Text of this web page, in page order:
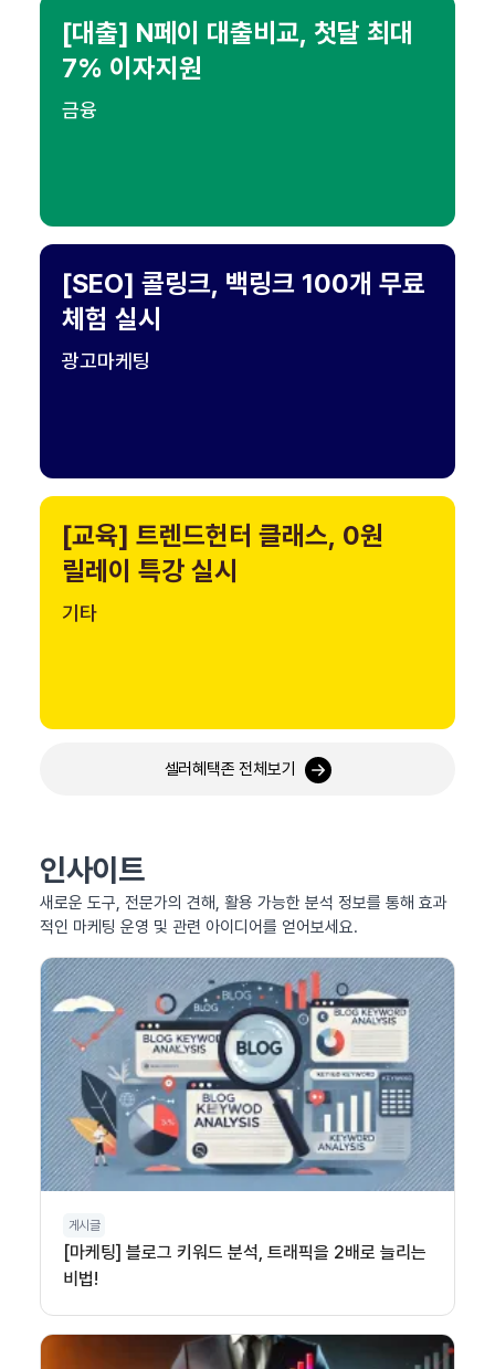
[대출] N페이 대출비교, 첫달 최대
7% 이자지원
금융
[SEO] 콜링크, 백링크 100개 무료
체험 실시
광고마케팅
[교육] 트렌드헌터 클래스, 0원
릴레이 특강 실시
기타
셀러혜택존 전체보기
인사이트
새로운 도구, 전문가의 견해, 활용 가능한 분석 정보를 통해 효과
적인 마케팅 운영 및 관련 아이디어를 얻어보세요.
게시글
[마케팅] 블로그 키워드 분석, 트래픽을 2배로 늘리는
비법!